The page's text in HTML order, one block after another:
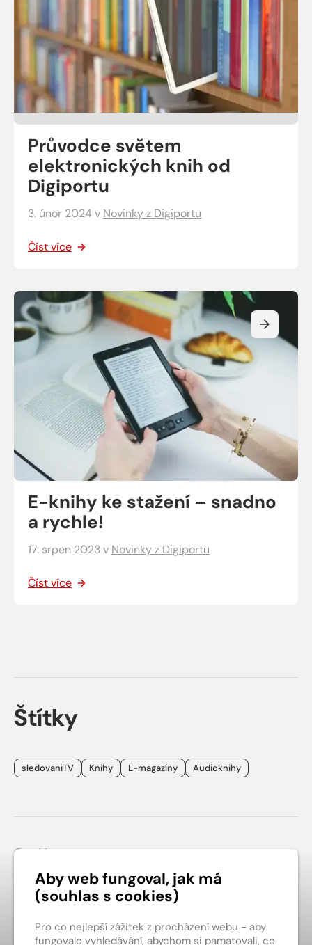
Průvodce světem
elektronických knih od
Digiportu
3. únor 2024 v Novinky z Digiportu
Číst více
E-knihy ke stažení – snadno
a rychle!
17. srpen 2023v Novinky z Digiportu
Číst více
Štítky
sledovaniTV Knihy E-magazíny Audioknihy
Cookies
Obchodní podmínky
Ochrana soukromí
Aby web fungoval, jak má
(souhlas s cookies)
Pro co nejlepší zážitek z procházení webu - aby
fungovalo vyhledávání, abychom si pamatovali, co